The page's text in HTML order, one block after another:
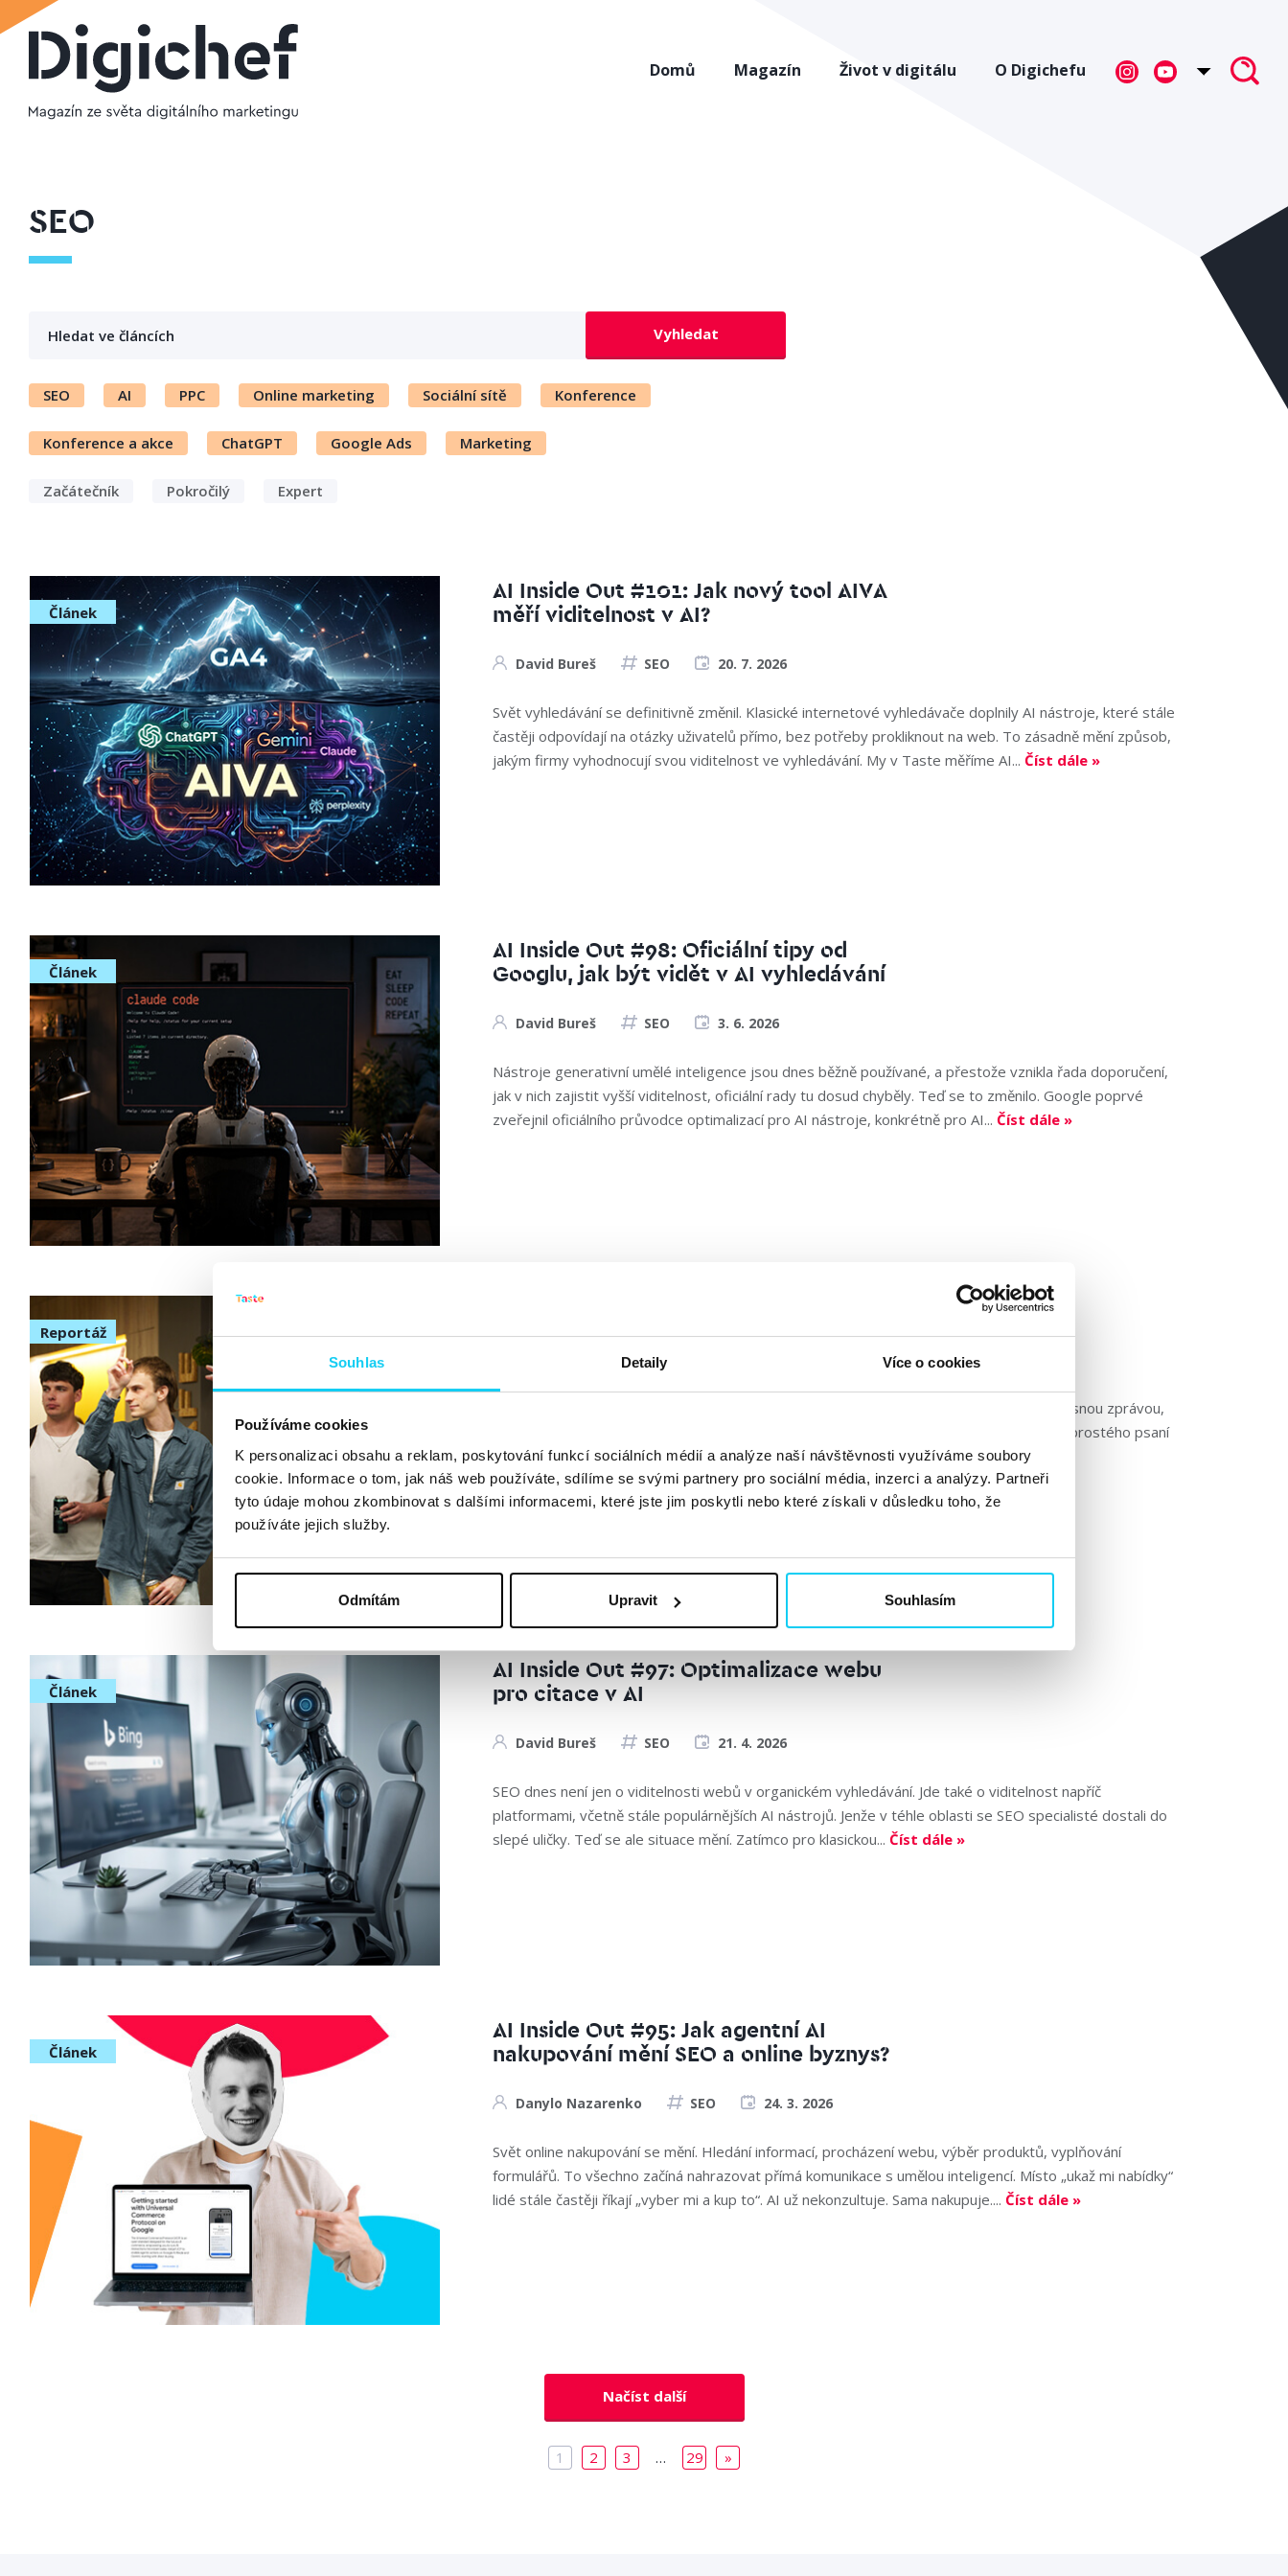
Souhlas Detaily Více o cookies
Používáme cookies
K personalizaci obsahu a reklam, poskytování funkcí sociálních médií a analýze naší návštěvnosti využíváme soubory
cookie. Informace o tom, jak náš web používáte, sdílíme se svými partnery pro sociální média, inzerci a analýzy. Partneři
tyto údaje mohou zkombinovat s dalšími informacemi, které jste jim poskytli nebo které získali v důsledku toho, že
používáte jejich služby.
Odmítám Upravit Souhlasím
Domů Magazín Život v digitálu O Digichefu
SEO
Vyhledat
SEO AI PPC Online marketing Sociální sítě Konference
Konference a akce ChatGPT Google Ads Marketing
Začátečník Pokročilý Expert
Článek
AI Inside Out #101: Jak nový tool AIVA
měří viditelnost v AI?
David Bureš SEO 20. 7. 2026
Svět vyhledávání se definitivně změnil. Klasické internetové vyhledávače doplnily AI nástroje, které stále
častěji odpovídají na otázky uživatelů přímo, bez potřeby prokliknout na web. To zásadně mění způsob,
jakým firmy vyhodnocují svou viditelnost ve vyhledávání. My v Taste měříme AI... Číst dále »
Článek
AI Inside Out #98: Oficiální tipy od
Googlu, jak být vidět v AI vyhledávání
David Bureš SEO 3. 6. 2026
Nástroje generativní umělé inteligence jsou dnes běžně používané, a přestože vznikla řada doporučení,
jak v nich zajistit vyšší viditelnost, oficiální rady tu dosud chyběly. Teď se to změnilo. Google poprvé
zveřejnil oficiálního průvodce optimalizací pro AI nástroje, konkrétně pro AI... Číst dále »
Reportáž
SEO
Na dubnovém Datu se sešla česká SEO komunita. S pivem v ruce, uvolněnou náladou a jasnou zprávou,
která by měla rozhýbat každého SEO specialistu. Kdo se v oblasti SEO neposune dál od prostého psaní
promptů do chatovacího okna, riskuje, že... Číst dále »
Článek
AI Inside Out #97: Optimalizace webu
pro citace v AI
David Bureš SEO 21. 4. 2026
SEO dnes není jen o viditelnosti webů v organickém vyhledávání. Jde také o viditelnost napříč
platformami, včetně stále populárnějších AI nástrojů. Jenže v téhle oblasti se SEO specialisté dostali do
slepé uličky. Teď se ale situace mění. Zatímco pro klasickou... Číst dále »
Článek
AI Inside Out #95: Jak agentní AI
nakupování mění SEO a online byznys?
Danylo Nazarenko SEO 24. 3. 2026
Svět online nakupování se mění. Hledání informací, procházení webu, výběr produktů, vyplňování
formulářů. To všechno začíná nahrazovat přímá komunikace s umělou inteligencí. Místo „ukaž mi nabídky“
lidé stále častěji říkají „vyber mi a kup to“. AI už nekonzultuje. Sama nakupuje.... Číst dále »
Načíst další
1 2 3 … 29 »